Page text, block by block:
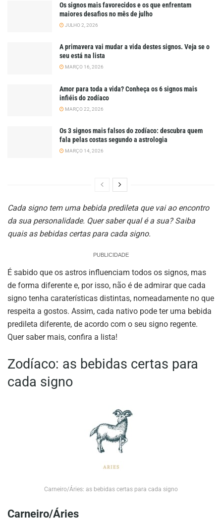
Os signos mais favorecidos e os que enfrentam
maiores desafios no mês de julho
JULHO 2, 2026
A primavera vai mudar a vida destes signos. Veja se o
seu está na lista
MARÇO 16, 2026
Amor para toda a vida? Conheça os 6 signos mais
infiéis do zodíaco
MARÇO 22, 2026
Os 3 signos mais falsos do zodíaco: descubra quem
fala pelas costas segundo a astrologia
MARÇO 14, 2026
Cada signo tem uma bebida predileta que vai ao encontro
da sua personalidade. Quer saber qual é a sua? Saiba
quais as bebidas certas para cada signo.
PUBLICIDADE
É sabido que os astros influenciam todos os signos, mas
de forma diferente e, por isso, não é de admirar que cada
signo tenha caraterísticas distintas, nomeadamente no que
respeita a gostos. Assim, cada nativo pode ter uma bebida
predileta diferente, de acordo com o seu signo regente.
Quer saber mais, confira a lista!
Zodíaco: as bebidas certas para
cada signo
Carneiro/Áries: as bebidas certas para cada signo
Carneiro/Áries